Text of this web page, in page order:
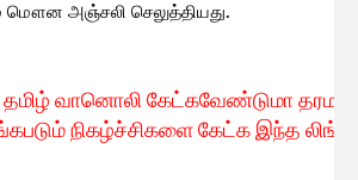
மௌன அஞ்சலி செலுத்தியது.
வானொலி கேட்கவேண்டுமா
நிகழ்ச்சிகளை கேட்க இந்த